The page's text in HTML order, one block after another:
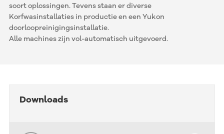
soort oplossingen. Tevens staan er diverse
Korfwasinstallaties in productie en een Yukon
doorloopreinigingsinstallatie.
Alle machines zijn vol-automatisch uitgevoerd.
Downloads